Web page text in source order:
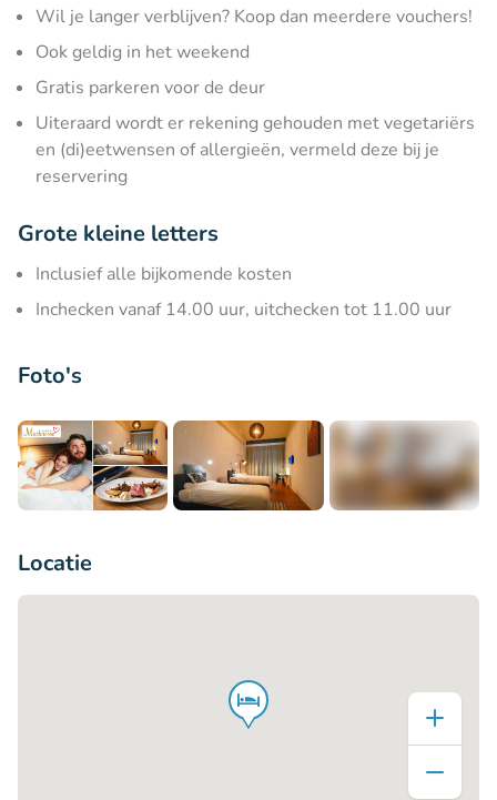
Wil je langer verblijven? Koop dan meerdere vouchers!
Ook geldig in het weekend
Gratis parkeren voor de deur
Uiteraard wordt er rekening gehouden met vegetariërs
en (di)eetwensen of allergieën, vermeld deze bij je
reservering
Grote kleine letters
Inclusief alle bijkomende kosten
Inchecken vanaf 14.00 uur, uitchecken tot 11.00 uur
Foto's
Locatie